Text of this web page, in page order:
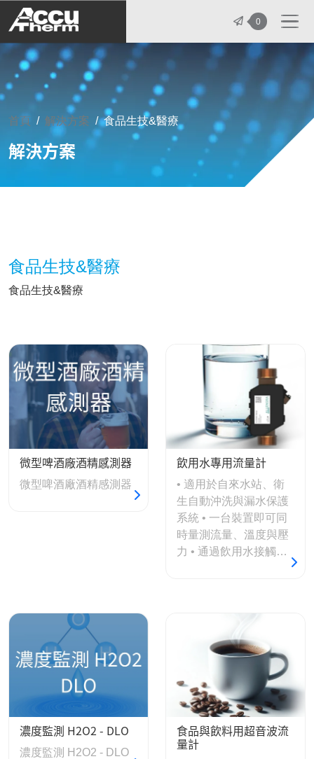
志禾工業股份有限公司 -
0
首頁 解決方案 食品生技&醫療
解決方案
食品生技&醫療
食品生技&醫療
微型啤酒廠酒精感測器
微型啤酒廠酒精感測器
飲用水專用流量計
• 適用於自來水站、衛
生自動沖洗與漏水保護
系統 • 一台裝置即可同
時量測流量、溫度與壓
力 • 通過飲用水接觸安
濃度監測 H2O2 - DLO
濃度監測 H2O2 - DLO
食品與飲料用超音波流
量計